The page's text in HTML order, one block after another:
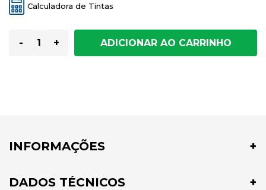
Calculadora de Tintas
- +
INFORMAÇÕES
DADOS TÉCNICOS